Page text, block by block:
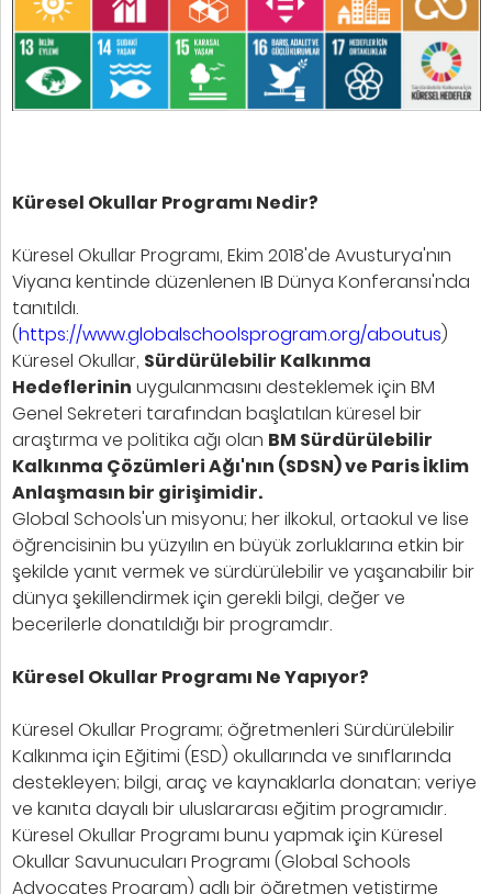
Küresel Okullar Programı Nedir?
Küresel Okullar Programı, Ekim 2018'de Avusturya'nın
Viyana kentinde düzenlenen IB Dünya Konferansı'nda
tanıtıldı.
(https://www.globalschoolsprogram.org/aboutus)
Küresel Okullar, Sürdürülebilir Kalkınma
Hedeflerinin uygulanmasını desteklemek için BM
Genel Sekreteri tarafından başlatılan küresel bir
araştırma ve politika ağı olan BM Sürdürülebilir
Kalkınma Çözümleri Ağı'nın (SDSN) ve Paris İklim
Anlaşmasın bir girişimidir.
Global Schools'un misyonu; her ilkokul, ortaokul ve lise
öğrencisinin bu yüzyılın en büyük zorluklarına etkin bir
şekilde yanıt vermek ve sürdürülebilir ve yaşanabilir bir
dünya şekillendirmek için gerekli bilgi, değer ve
becerilerle donatıldığı bir programdır.
Küresel Okullar Programı Ne Yapıyor?
Küresel Okullar Programı; öğretmenleri Sürdürülebilir
Kalkınma için Eğitimi (ESD) okullarında ve sınıflarında
destekleyen; bilgi, araç ve kaynaklarla donatan; veriye
ve kanıta dayalı bir uluslararası eğitim programıdır.
Küresel Okullar Programı bunu yapmak için Küresel
Okullar Savunucuları Programı (Global Schools
Advocates Program) adlı bir öğretmen yetiştirme